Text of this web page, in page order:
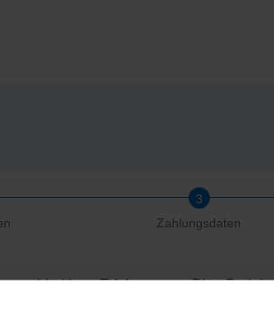
Zahlungsdaten
nachhaltigen Erfolg unserer Plan-